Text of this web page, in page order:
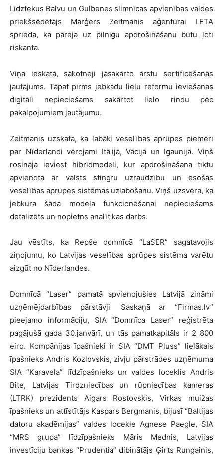
Līdztekus Balvu un Gulbenes slimnīcas apvienības valdes
priekšsēdētājs Marģers Zeitmanis aģentūrai LETA
sprieda, ka pāreja uz pilnīgu apdrošināšanu būtu ļoti
riskanta.
Viņa ieskatā, sākotnēji jāsakārto ārstu sertificēšanās
jautājums. Tāpat pirms jebkādu lielu reformu ieviešanas
digitāli nepieciešams sakārtot lielo rindu pēc
pakalpojumiem jautājumu.
Zeitmanis uzskata, ka labāki veselības aprūpes piemēri
par Nīderlandi vērojami Itālijā, Vācijā un Igaunijā. Viņš
rosināja ieviest hibrīdmodeli, kur apdrošināšana tiktu
apvienota ar valsts stingru uzraudzību un esošās
veselības aprūpes sistēmas uzlabošanu. Viņš uzsvēra, ka
jebkura šāda modeļa funkcionēšanai nepieciešams
detalizēts un nopietns analītikas darbs.
Jau vēstīts, ka Repše domnīcā “LaSER” sagatavojis
ziņojumu, ko Latvijas veselības aprūpes sistēma varētu
aizgūt no Nīderlandes.
Domnīcā “Laser” pamatā apvienojušies Latvijā zināmi
uzņēmējdarbības pārstāvji. Saskaņā ar “Firmas.lv”
pieejamo informāciju, SIA “Domnīca Laser” reģistrēta
pagājušā gada 30.janvārī, un tās pamatkapitāls ir 2 800
eiro. Kompānijas īpašnieki ir SIA “DMT Pluss” lielākais
īpašnieks Andris Kozlovskis, zivju pārstrādes uzņēmuma
SIA “Karavela” līdzīpašnieks un valdes loceklis Andris
Bite, Latvijas Tirdzniecības un rūpniecības kameras
(LTRK) prezidents Aigars Rostovskis, Virkas muižas
īpašnieks un attīstītājs Kaspars Bergmanis, bijusī “Baltijas
datoru akadēmijas” valdes locekle Agnese Paegle, SIA
“MRS grupa” līdzīpašnieks Māris Mednis, Latvijas
investīciju bankas “Prudentia” dibinātājs Ģirts Rungainis,